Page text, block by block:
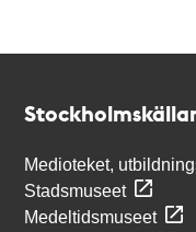
Medioteket,
Stadsmuseet
Medeltidsmuseet